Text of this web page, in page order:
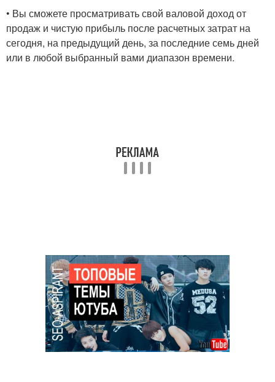
• Вы сможете просматривать свой валовой доход от
продаж и чистую прибыль после расчетных затрат на
сегодня, на предыдущий день, за последние семь дней
или в любой выбранный вами диапазон времени.